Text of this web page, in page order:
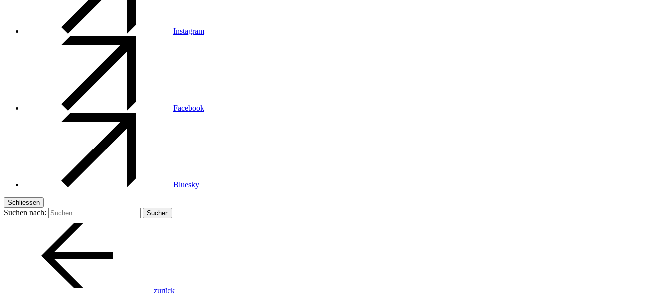
Instagram
Facebook
Bluesky
Schliessen
Suchen nach:
zurück